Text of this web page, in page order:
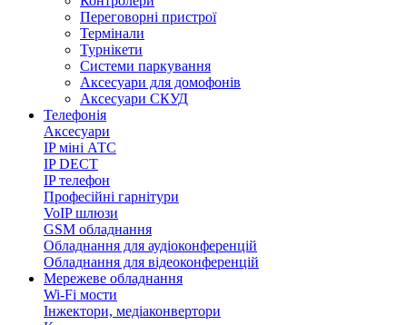
Переговорні пристрої
Термінали
Турнікети
Системи паркування
Аксесуари для домофонів
Аксесуари СКУД
Телефонія
Аксесуари
IP міні АТС
IP DECT
IP телефон
Професійні гарнітури
VoIP шлюзи
GSM обладнання
Обладнання для аудіоконференцій
Обладнання для відеоконференцій
Мережеве обладнання
Wi-Fi мости
Інжектори, медіаконвертори